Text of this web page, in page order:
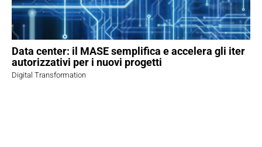
Data center: il MASE semplifica e accelera gli iter
autorizzativi per i nuovi progetti
Digital Transformation